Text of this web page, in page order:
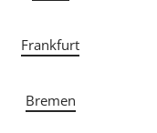
Frankfurt
Bremen